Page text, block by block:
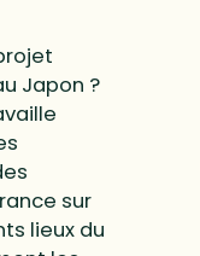
Japon ?
sur
lieux du